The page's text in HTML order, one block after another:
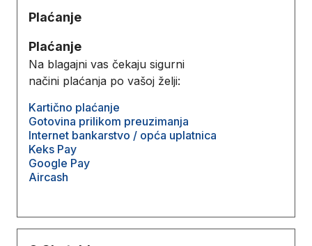
Plaćanje
Plaćanje
Na blagajni vas čekaju sigurni
načini plaćanja po vašoj želji:
Kartično plaćanje
Gotovina prilikom preuzimanja
Internet bankarstvo / opća uplatnica
Keks Pay
Google Pay
Aircash